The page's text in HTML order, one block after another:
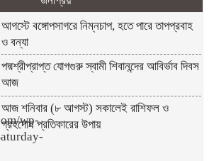
আগস্টে বঙ্গোপসাগরে নিম্নচাপ, হতে পারে তাপপ্রবাহ
ও বন্যা
পদ্মশ্রীপ্রাপ্ত যোগগুরু স্বামী শিবানন্দের আবির্ভাব দিবস
আজ
আজ শনিবার (৮ আগস্ট) সকালেই রাশিফল ও
গ্রহদোষ প্রতিকারের উপায়